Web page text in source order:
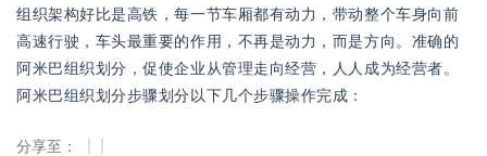
组织架构好比是高铁，每一节车厢都有动力，带动整个车身向前
高速行驶，车头最重要的作用，不再是动力，而是方向。准确的
阿米巴组织划分，促使企业从管理走向经营，人人成为经营者。
阿米巴组织划分步骤划分以下几个步骤操作完成：
分享至：